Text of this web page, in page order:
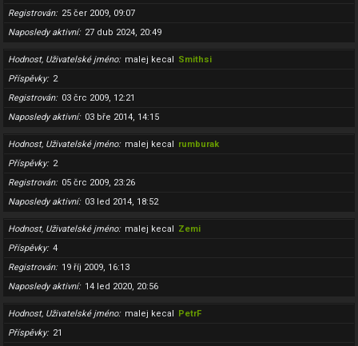
Registrován
25 čer 2009, 09:07
Naposledy aktivní
27 dub 2024, 20:49
Hodnost, Uživatelské jméno malej kecal Smithsi
Příspěvky
2
Registrován
03 črc 2009, 12:21
Naposledy aktivní
03 bře 2014, 14:15
Hodnost, Uživatelské jméno malej kecal rumburak
Příspěvky
2
Registrován
05 črc 2009, 23:26
Naposledy aktivní
03 led 2014, 18:52
Hodnost, Uživatelské jméno malej kecal Zemi
Příspěvky
4
Registrován
19 říj 2009, 16:13
Naposledy aktivní
14 led 2020, 20:56
Hodnost, Uživatelské jméno malej kecal PetrF
Příspěvky
21